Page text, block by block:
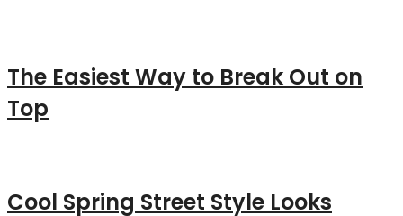
The Easiest Way to Break Out on
Top
Cool Spring Street Style Looks